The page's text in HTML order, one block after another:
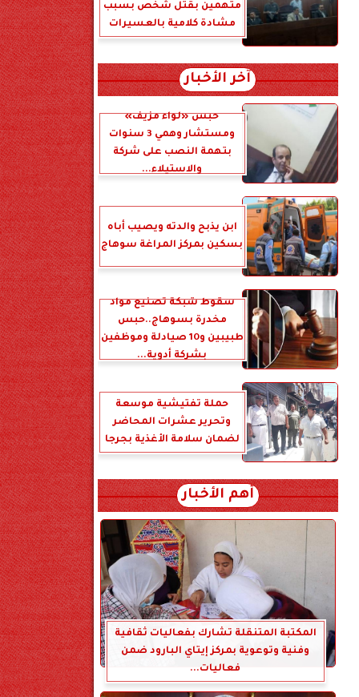
متهمين بقتل شخص بسبب
مشادة كلامية بالعسيرات
آخر الأخبار
حبس «لواء مزيف»
ومستشار وهمي 3 سنوات
بتهمة النصب على شركة
والاستيلاء...
ابن يذبح والدته ويصيب أباه
بسكين بمركز المراغة سوهاج
سقوط شبكة تصنيع مواد
مخدرة بسوهاج..حبس
طبيبين و10 صيادلة وموظفين
بشركة أدوية...
حملة تفتيشية موسعة
وتحرير عشرات المحاضر
لضمان سلامة الأغذية بجرجا
أهم الأخبار
المكتبة المتنقلة تشارك بفعاليات ثقافية
وفنية وتوعوية بمركز إيتاي البارود ضمن
فعاليات...